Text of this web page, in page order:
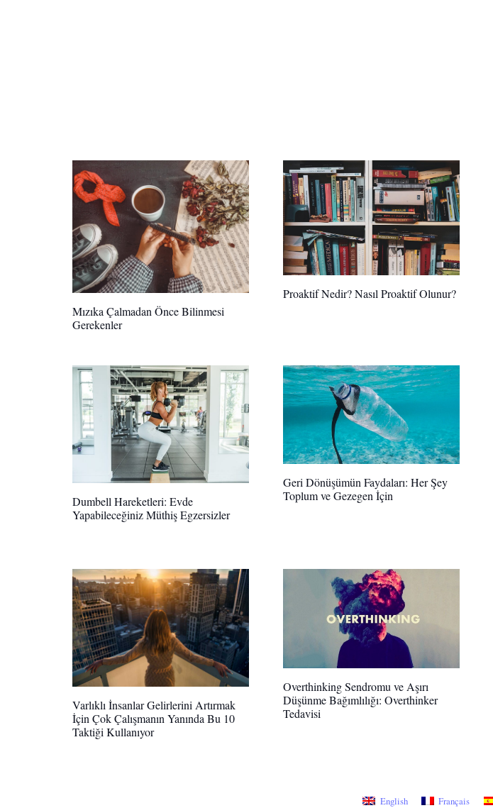
Mızıka Çalmadan Önce Bilinmesi
Gerekenler
Proaktif Nedir? Nasıl Proaktif Olunur?
Dumbell Hareketleri: Evde
Yapabileceğiniz Müthiş Egzersizler
Geri Dönüşümün Faydaları: Her Şey
Toplum ve Gezegen İçin
Varlıklı İnsanlar Gelirlerini Artırmak
İçin Çok Çalışmanın Yanında Bu 10
Taktiği Kullanıyor
Overthinking Sendromu ve Aşırı
Düşünme Bağımlılığı: Overthinker
Tedavisi
English Français